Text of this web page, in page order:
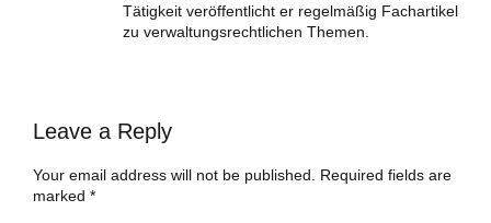
Tätigkeit veröffentlicht er regelmäßig Fachartikel
zu verwaltungsrechtlichen Themen.
Leave a Reply
Your email address will not be published. Required fields are
marked *